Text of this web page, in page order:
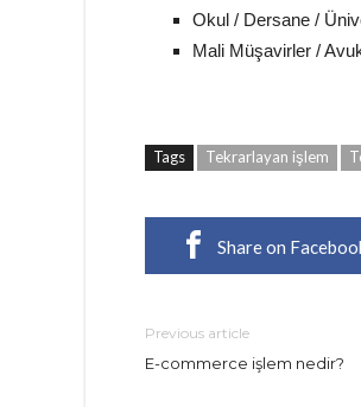
Okul / Dersane /
Mali Müşavirler /
Tags Tekrarlayan işlem
Share on
Previous article
E-commerce işlem nedir?